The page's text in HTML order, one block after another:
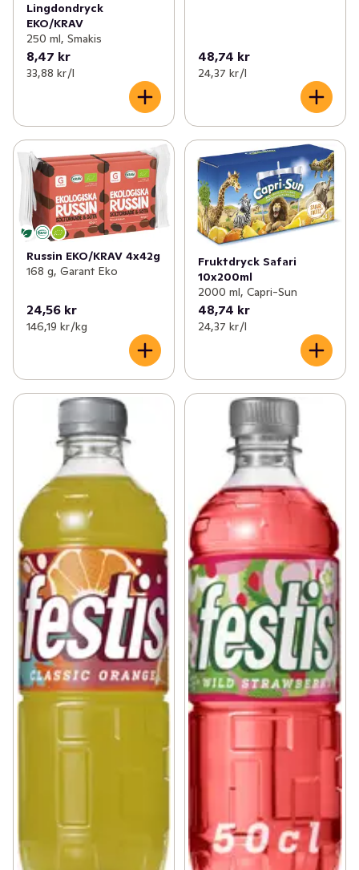
Lingdondryck
EKO/KRAV
250 ml, Smakis
8,47 kr
33,88 kr /l
48,74 kr
24,37 kr /l
Russin EKO/KRAV 4x42g
168 g, Garant Eko
24,56 kr
146,19 kr /kg
Fruktdryck Safari
10x200ml
2000 ml, Capri-Sun
48,74 kr
24,37 kr /l